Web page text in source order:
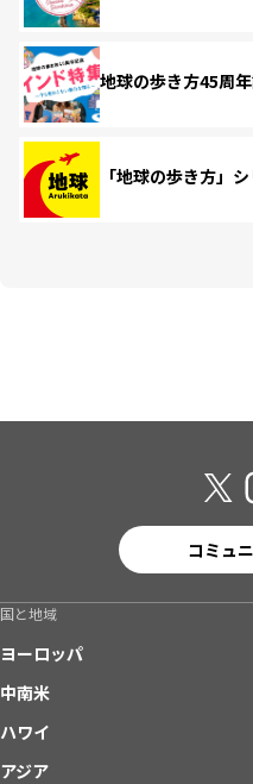
地球の歩き方45周
「地球の歩き方」
コミュ
国と地域
ヨーロッパ
中南米
ハワイ
アジア